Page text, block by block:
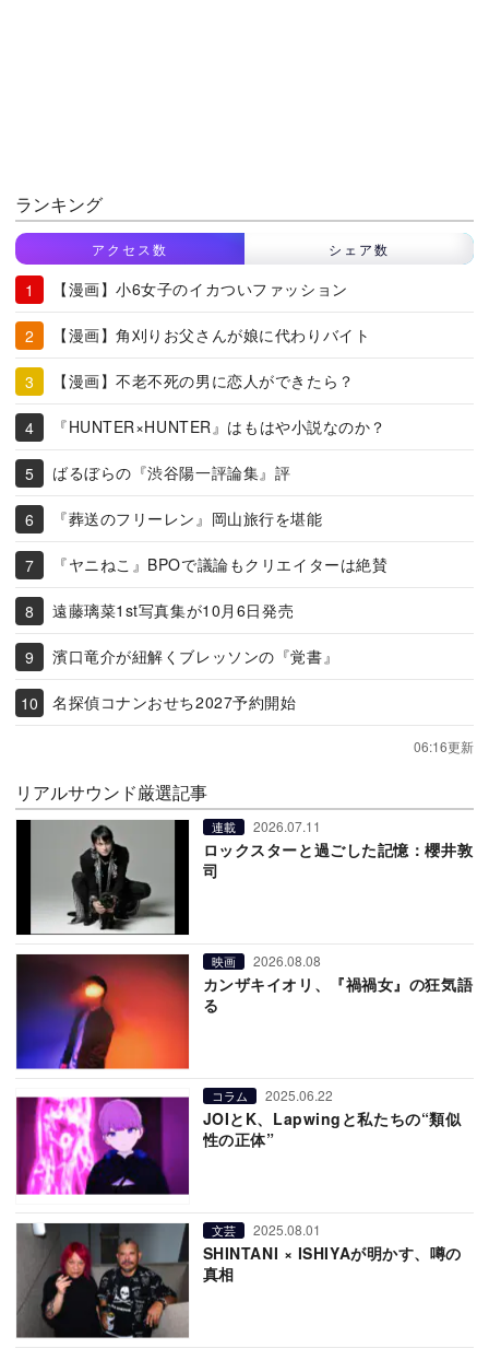
ランキング
アクセス数 シェア数
【漫画】小6女子のイカついファッション
【漫画】角刈りお父さんが娘に代わりバイト
【漫画】不老不死の男に恋人ができたら？
『HUNTER×HUNTER』はもはや小説なのか？
ばるぼらの『渋谷陽一評論集』評
『葬送のフリーレン』岡山旅行を堪能
『ヤニねこ』BPOで議論もクリエイターは絶賛
遠藤璃菜1st写真集が10月6日発売
濱口竜介が紐解くブレッソンの『覚書』
名探偵コナンおせち2027予約開始
06:16更新
リアルサウンド厳選記事
連載 2026.07.11
ロックスターと過ごした記憶：櫻井敦
司
映画 2026.08.08
カンザキイオリ、『禍禍女』の狂気語
る
コラム 2025.06.22
JOIとK、Lapwingと私たちの“類似
性の正体”
文芸 2025.08.01
SHINTANI × ISHIYAが明かす、噂の
真相